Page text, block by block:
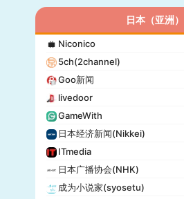
日本（亚洲）
Niconico
5ch(2channel)
Goo新闻
livedoor
GameWith
日本经济新闻(Nikkei)
ITmedia
日本广播协会(NHK)
成为小说家(syosetu)